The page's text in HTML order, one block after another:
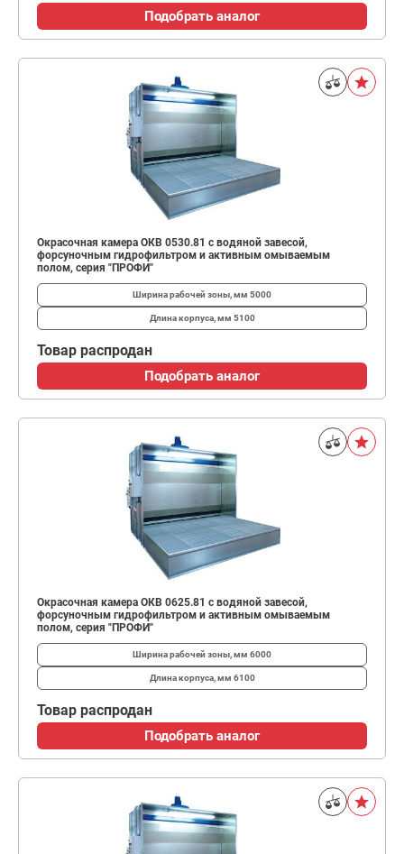
Подобрать аналог
Окрасочная камера ОКВ 0530.81 с водяной завесой,
форсуночным гидрофильтром и активным омываемым
полом, серия "ПРОФИ"
Ширина рабочей зоны, мм 5000
Длина корпуса, мм 5100
Товар распродан
Подобрать аналог
Окрасочная камера ОКВ 0625.81 с водяной завесой,
форсуночным гидрофильтром и активным омываемым
полом, серия "ПРОФИ"
Ширина рабочей зоны, мм 6000
Длина корпуса, мм 6100
Товар распродан
Подобрать аналог